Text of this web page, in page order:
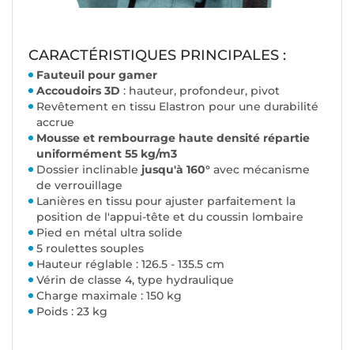
CARACTÉRISTIQUES PRINCIPALES :
Fauteuil pour gamer
Accoudoirs 3D : hauteur, profondeur, pivot
Revêtement en tissu Elastron pour une durabilité
accrue
Mousse et rembourrage haute densité répartie
uniformément 55 kg/m3
Dossier inclinable jusqu'à 160° avec mécanisme
de verrouillage
Lanières en tissu pour ajuster parfaitement la
position de l'appui-tête et du coussin lombaire
Pied en métal ultra solide
5 roulettes souples
Hauteur réglable : 126.5 - 135.5 cm
Vérin de classe 4, type hydraulique
Charge maximale : 150 kg
Poids : 23 kg